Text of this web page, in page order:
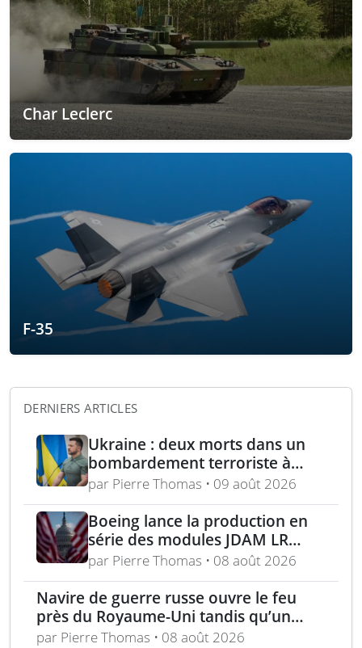
Char Leclerc
F-35
DERNIERS ARTICLES
Ukraine : deux morts dans un
bombardement terroriste à
Kharkiv – acquisition turque de
lance-roquettes M270 et
missiles ATACMS
par Pierre Thomas • 09 août 2026
Boeing lance la production en
série des modules JDAM LR
pour frappes de précision
longue portée
par Pierre Thomas • 08 août 2026
Navire de guerre russe ouvre le feu
près du Royaume-Uni tandis qu’un
bateau britannique se rapproche
par Pierre Thomas • 08 août 2026